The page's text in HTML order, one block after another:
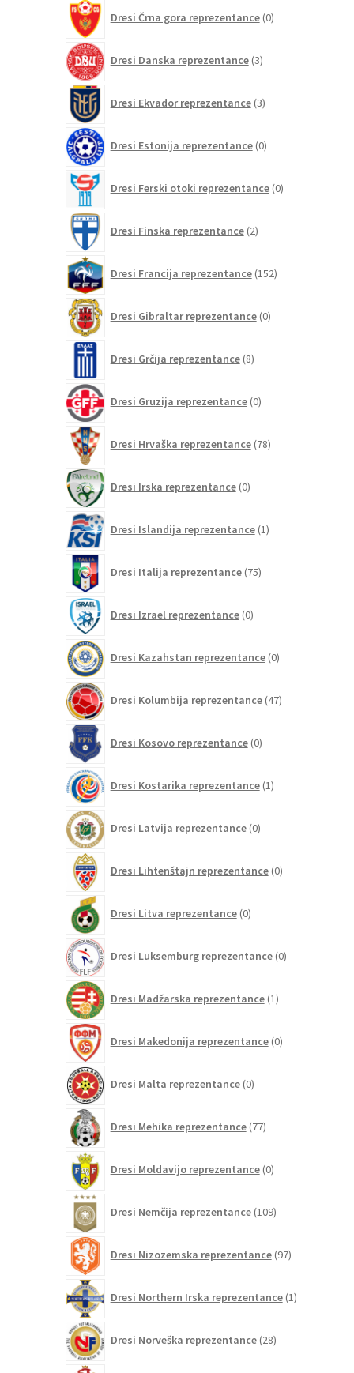
Dresi Črna gora reprezentance 0izdelkov
Dresi Danska reprezentance 3izdelki
Dresi Ekvador reprezentance 3izdelki
Dresi Estonija reprezentance 0izdelkov
Dresi Ferski otoki reprezentance 0izdelkov
Dresi Finska reprezentance 2izdelka
Dresi Francija reprezentance 152izdelkov
Dresi Gibraltar reprezentance 0izdelkov
Dresi Grčija reprezentance 8izdelkov
Dresi Gruzija reprezentance 0izdelkov
Dresi Hrvaška reprezentance 78izdelkov
Dresi Irska reprezentance 0izdelkov
Dresi Islandija reprezentance 1izdelek
Dresi Italija reprezentance 75izdelkov
Dresi Izrael reprezentance 0izdelkov
Dresi Kazahstan reprezentance 0izdelkov
Dresi Kolumbija reprezentance 47izdelkov
Dresi Kosovo reprezentance 0izdelkov
Dresi Kostarika reprezentance 1izdelek
Dresi Latvija reprezentance 0izdelkov
Dresi Lihtenštajn reprezentance 0izdelkov
Dresi Litva reprezentance 0izdelkov
Dresi Luksemburg reprezentance 0izdelkov
Dresi Madžarska reprezentance 1izdelek
Dresi Makedonija reprezentance 0izdelkov
Dresi Malta reprezentance 0izdelkov
Dresi Mehika reprezentance 77izdelkov
Dresi Moldavijo reprezentance 0izdelkov
Dresi Nemčija reprezentance 109izdelkov
Dresi Nizozemska reprezentance 97izdelkov
Dresi Northern Irska reprezentance 1izdelek
Dresi Norveška reprezentance 28izdelkov